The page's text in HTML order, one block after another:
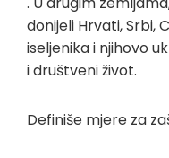
donijeli Hrvati, Srbi,
iseljenika i njihovo
i društveni život.
Definiše mjere za